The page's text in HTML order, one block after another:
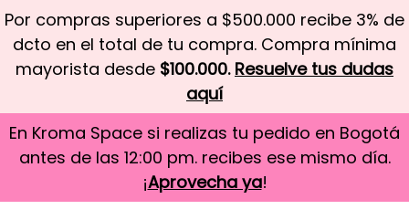
Por compras superiores a $500.000 recibe 3% de
dcto en el total de tu compra. Compra mínima
mayorista desde $100.000. Resuelve tus dudas
aquí
En Kroma Space si realizas tu pedido en Bogotá
antes de las 12:00 pm. recibes ese mismo día.
¡Aprovecha ya!